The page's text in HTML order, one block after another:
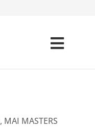
, MAI MASTERS